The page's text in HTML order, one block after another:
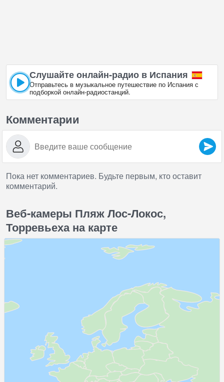
Слушайте онлайн‑радио в Испания
Отправьтесь в музыкальное путешествие по Испания с
подборкой онлайн‑радиостанций.
Комментарии
Пока нет комментариев. Будьте первым, кто оставит
комментарий.
Веб-камеры Пляж Лос-Локос,
Торревьеха на карте